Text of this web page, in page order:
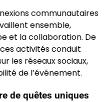
communautaires
ensemble,
et la collaboration. De
activités conduit
les réseaux sociaux,
de l’événement.
de quêtes uniques